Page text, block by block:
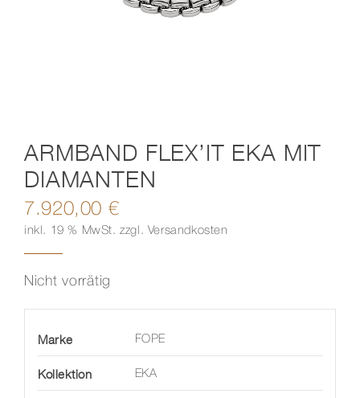
ARMBAND FLEX’IT EKA MIT
DIAMANTEN
7.920,00 €
inkl. 19 % MwSt. zzgl. Versandkosten
Nicht vorrätig
Marke FOPE
Kollektion EKA